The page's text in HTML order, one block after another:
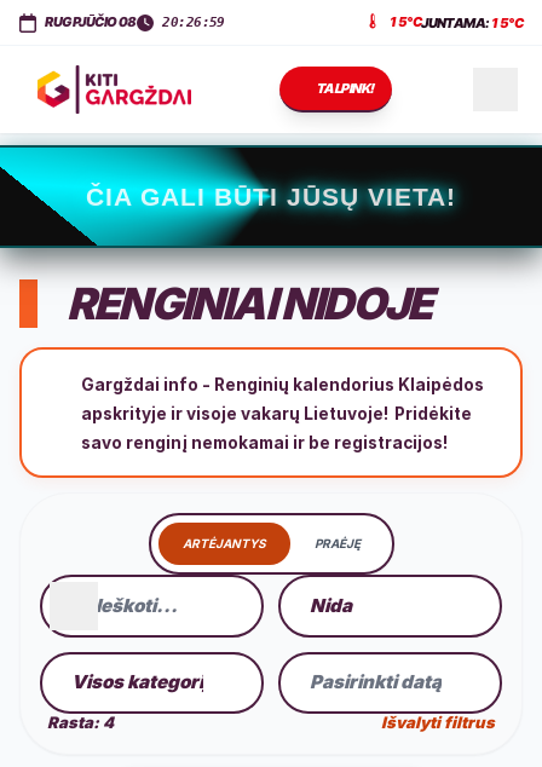
KITI GARGŽDAI Dariaus ir Girėno g. 11 LT-96143 Gargždai
RUGPJŪČIO 08 20:26:59 15°CJUNTAMA: 15°C
TALPINK!
NAUJIENOS
RENGINIAI
PASLAUGOS
KONTAKTAI
ČIA GALI BŪTI JŪSŲ VIETA!
RENGINIAI NIDOJE
Gargždai info - Renginių kalendorius Klaipėdos
apskrityje ir visoje vakarų Lietuvoje! Pridėkite
savo renginį nemokamai ir be registracijos!
ARTĖJANTYS PRAĖJĘ
Ieškoti renginių
Pasirinkite miestą
Pasirinkite kategoriją Pasirinkti datą
Rasta:4 Išvalyti filtrus